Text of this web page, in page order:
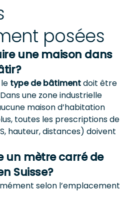
posées
une maison dans
type de bâtimentdoit être
une zone industrielle
maison d’habitation
toutes les prescriptions de
hauteur, distances) doivent
un mètre carré de
Suisse?
selon l’emplacement